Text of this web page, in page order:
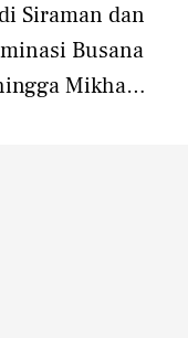
Siraman dan
Busana
Mikha